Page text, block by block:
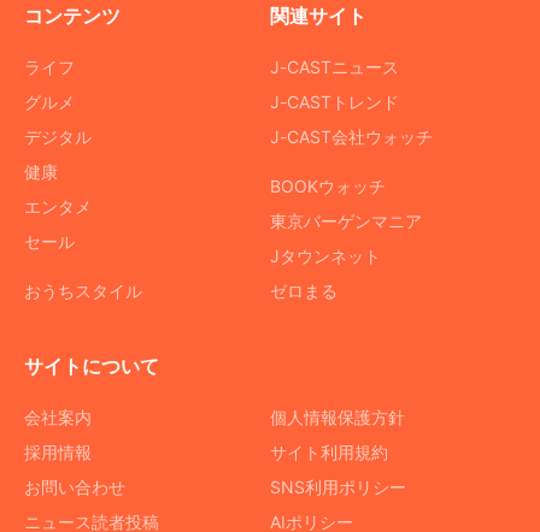
コンテンツ
ライフ
グルメ
デジタル
健康
エンタメ
セール
おうちスタイル
関連サイト
J-CASTニュース
J-CASTトレンド
J-CAST会社ウォッチ
BOOKウォッチ
東京バーゲンマニア
Jタウンネット
ゼロまる
サイトについて
会社案内
採用情報
お問い合わせ
ニュース読者投稿
個人情報保護方針
サイト利用規約
SNS利用ポリシー
AIポリシー